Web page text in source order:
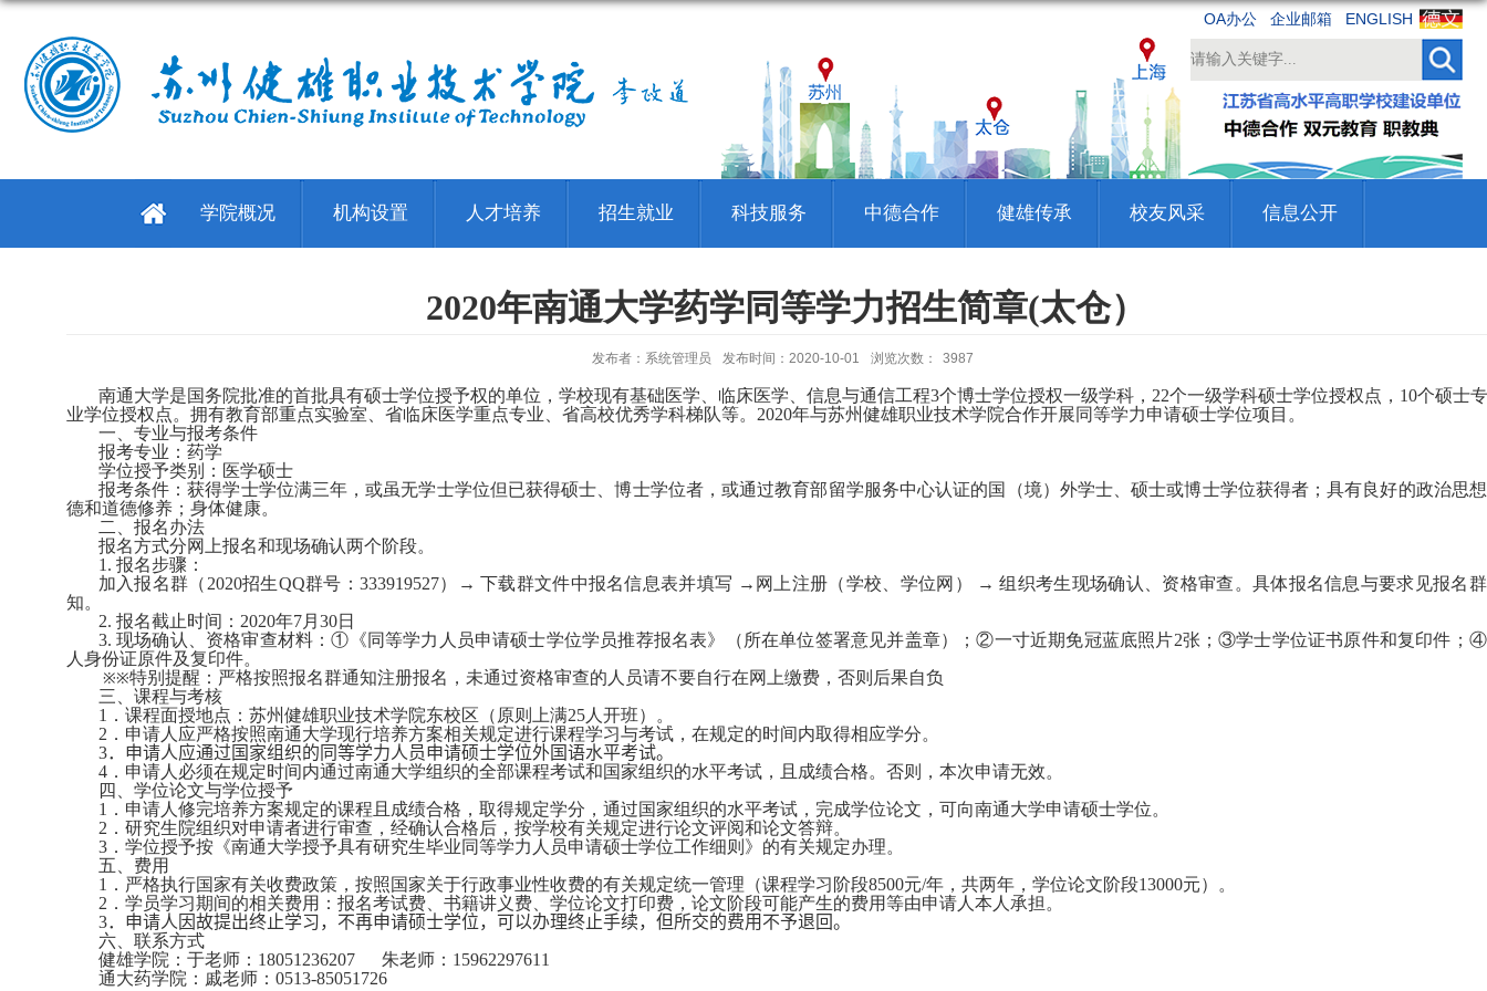
OA办公 企业邮箱 ENGLISH
学院概况 机构设置 人才培养 招生就业 科技服务 中德合作 健雄传承 校友风采 信息公开
2020年南通大学药学同等学力招生简章(太仓）
发布者：系统管理员 发布时间：2020-10-01 浏览次数： 3987
南通大学是国务院批准的首批具有硕士学位授予权的单位，学校现有基础医学、临床医学、信息与通信工程3个博士学位授权一级学科， 22个一级学科硕士学位授权点， 10个硕士专
业学位授权点。拥有教育部重点实验室、省临床医学重点专业、省高校优秀学科梯队等。 2020年与苏州健雄职业技术学院合作开展同等学力申请硕士学位项目。
一、专业与报考条件
报考专业：药学
学位授予类别：医学硕士
报考条件：获得学士学位满三年，或虽无学士学位但已获得硕士、博士学位者，或通过教育部留学服务中心认证的国（境）外学士、硕士或博士学位获得者；具有良好的政治思
德和道德修养；身体健康。
二、报名办法
报名方式分网上报名和现场确认两个阶段。
1. 报名步骤：
加入报名群（ 2020招生QQ群号： 333919527）→ 下载群文件中报名信息表并填写 →网上注册（学校、学位网） → 组织考生现场确认、资格审查。具体报名信息与要求见报名
知。
2. 报名截止时间： 2020年7月 30日
3. 现场确认、资格审查材料：①《同等学力人员申请硕士学位学员推荐报名表》（所在单位签署意见并盖章）；②一寸近期免冠蓝底照片2张；③学士学位证书原件和复印件；
人身份证原件及复印件。
※※特别提醒：严格按照报名群通知注册报名，未通过资格审查的人员请不要自行在网上缴费，否则后果自负
三、课程与考核
1 ．课程面授地点：苏州健雄职业技术学院东校区（原则上满25人开班）。
2 ．申请人应严格按照南通大学现行培养方案相关规定进行课程学习与考试，在规定的时间内取得相应学分。
3． 申请人应通过国家组织的同等学力人员申请硕士学位外国语水平考试。
4．申请人必须在规定时间内通过南通大学组织的全部课程考试和国家组织的水平考试，且成绩合格。否则，本次申请无效。
四、学位论文与学位授予
1 ．申请人修完培养方案规定的课程且成绩合格，取得规定学分，通过国家组织的水平考试，完成学位论文，可向南通大学申请硕士学位。
2 ．研究生院组织对申请者进行审查，经确认合格后，按学校有关规定进行论文评阅和论文答辩。
3．学位授予按《南通大学授予具有研究生毕业同等学力人员申请硕士学位工作细则》的有关规定办理。
五、费用
1 ．严格执行国家有关收费政策，按照国家关于行政事业性收费的有关规定统一管理（课程学习阶段8500元/年，共两年，学位论文阶段13000元）。
2 ．学员学习期间的相关费用：报名考试费、书籍讲义费、学位论文打印费，论文阶段可能产生的费用等由申请人本人承担。
3． 申请人因故提出终止学习，不再申请硕士学位，可以办理终止手续，但所交的费用不予退回。
六、联系方式
健雄学院：于老师： 18051236207 朱老师： 15962297611
通大药学院：戚老师： 0513-85051726